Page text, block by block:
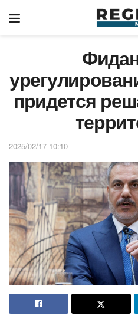
придется
2025/02/17 10:10